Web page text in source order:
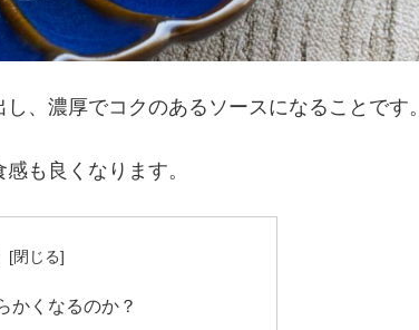
、濃厚でコクのあるソースになることです。
も良くなります。
かくなるのか？